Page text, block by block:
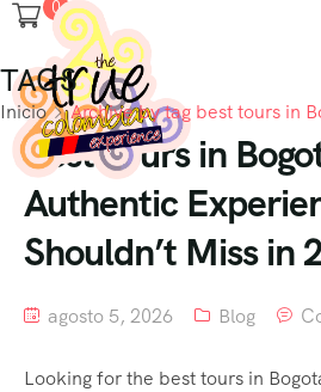
0
TAGS
Inicio Archive by tag best tours in
Best Tours in
Authentic
Shouldn’t Miss in
agosto 5, 2026 Blog
Looking for the best tours in